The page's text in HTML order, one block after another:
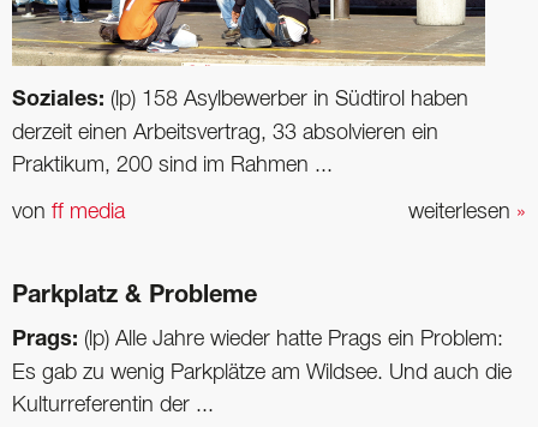
Soziales: (lp) 158 Asylbewerber in Südtirol haben
derzeit einen Arbeitsvertrag, 33 absolvieren ein
Praktikum, 200 sind im Rahmen ...
weiterlesen »
von ff media
Parkplatz & Probleme
Prags: (lp) Alle Jahre wieder hatte Prags ein Problem:
Es gab zu wenig Parkplätze am Wildsee. Und auch die
Kulturreferentin der ...